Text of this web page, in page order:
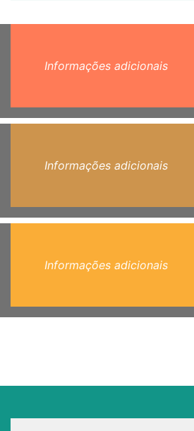
Informações adicionais
Informações adicionais
Informações adicionais